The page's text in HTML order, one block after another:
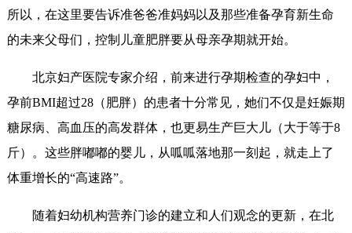
所以，在这里要告诉准爸爸准妈妈以及那些准备孕育新生命
的未来父母们，控制儿童肥胖要从母亲孕期就开始。
北京妇产医院专家介绍，前来进行孕期检查的孕妇中，
孕前BMI超过28（肥胖）的患者十分常见，她们不仅是妊娠期
糖尿病、高血压的高发群体，也更易生产巨大儿（大于等于8
斤）。这些胖嘟嘟的婴儿，从呱呱落地那一刻起，就走上了
体重增长的“高速路”。
随着妇幼机构营养门诊的建立和人们观念的更新，在北